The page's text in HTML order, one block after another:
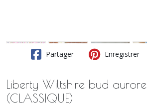
Partager Enregistrer
Liberty Wiltshire bud aurore
(CLASSIQUE)